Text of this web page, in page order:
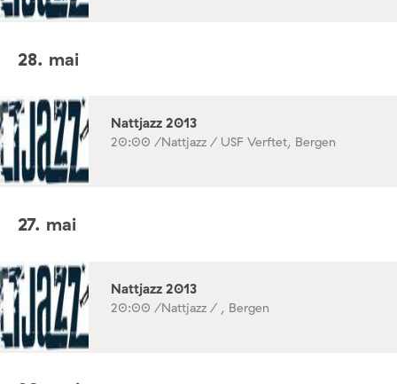
28. mai
Nattjazz 2013
20:00 /Nattjazz / USF Verftet, Bergen
27. mai
Nattjazz 2013
20:00 /Nattjazz / , Bergen